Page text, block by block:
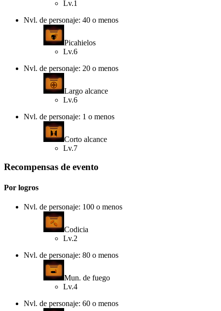
Lv.1
Nvl. de personaje: 40 o menos
Picahielos
Lv.6
Nvl. de personaje: 20 o menos
Largo alcance
Lv.6
Nvl. de personaje: 1 o menos
Corto alcance
Lv.7
Recompensas de evento
Por logros
Nvl. de personaje: 100 o menos
Codicia
Lv.2
Nvl. de personaje: 80 o menos
Mun. de fuego
Lv.4
Nvl. de personaje: 60 o menos